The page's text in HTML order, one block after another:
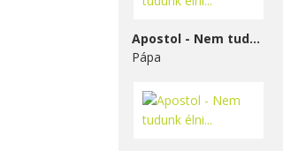
Apostol - Nem tudunk élni...
Pápa